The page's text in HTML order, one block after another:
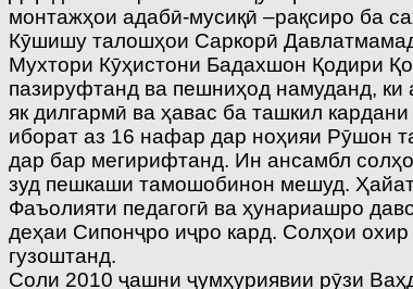
монтажҳои адабӣ-мусиқӣ –рақсиро ба
Кӯшишу талошҳои Саркорӣ
Мухтори Кӯҳистони Бадахшон Қодири
пазируфтанд ва пешниҳод намуданд,
як дилгармӣ ва ҳавас ба ташкил
иборат аз 16 нафар дар ноҳияи Рӯшон
дар бар мегирифтанд. Ин ансамбл
зуд пешкаши тамошобинон мешуд.
Фаъолияти педагогӣ ва ҳунариашро
деҳаи Сипонҷро иҷро кард. Солҳои
гузоштанд.
Соли 2010 ҷашни ҷумҳуриявии рӯзи